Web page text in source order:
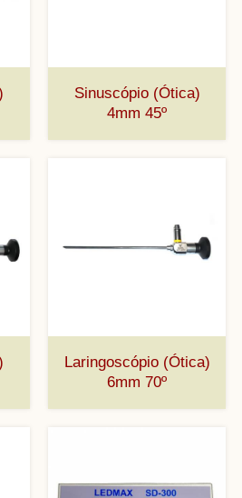
Sinuscópio (Ótica)
4mm 45º
Laringoscópio (Ótica)
6mm 70º